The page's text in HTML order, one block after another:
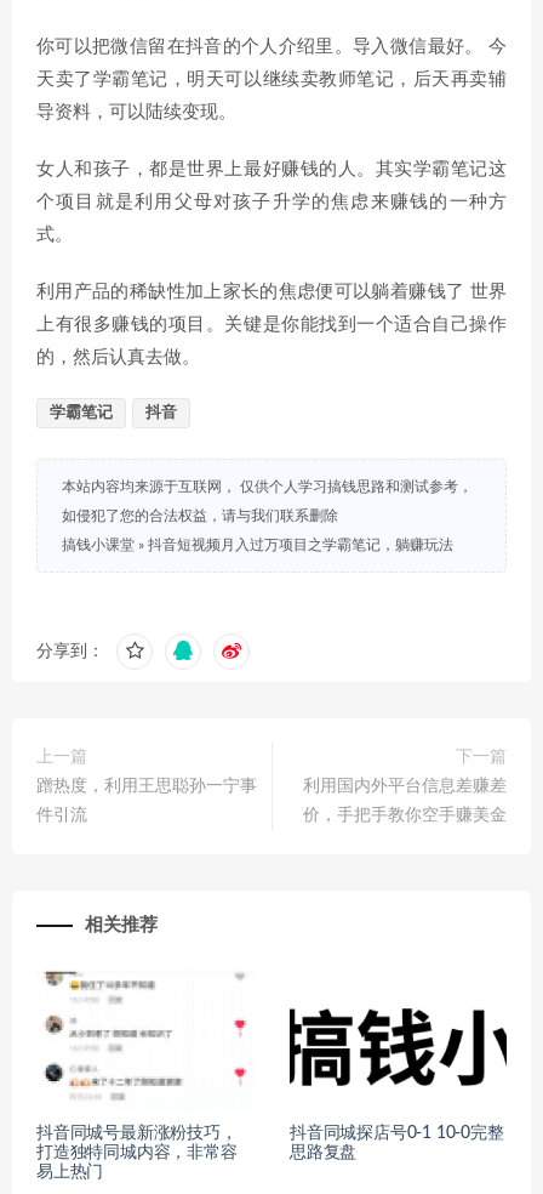
你可以把微信留在抖音的个人介绍里。导入微信最好。 今
天卖了学霸笔记，明天可以继续卖教师笔记，后天再卖辅
导资料，可以陆续变现。
女人和孩子，都是世界上最好赚钱的人。其实学霸笔记这
个项目就是利用父母对孩子升学的焦虑来赚钱的一种方
式。
利用产品的稀缺性加上家长的焦虑便可以躺着赚钱了 世界
上有很多赚钱的项目。关键是你能找到一个适合自己操作
的，然后认真去做。
学霸笔记 抖音
本站内容均来源于互联网， 仅供个人学习搞钱思路和测试参考，
如侵犯了您的合法权益，请与我们联系删除
搞钱小课堂 » 抖音短视频月入过万项目之学霸笔记，躺赚玩法
分享到：
上一篇
蹭热度，利用王思聪孙一宁事
件引流
下一篇
利用国内外平台信息差赚差
价，手把手教你空手赚美金
相关推荐
抖音同城号最新涨粉技巧，
打造独特同城内容，非常容
易上热门
抖音同城探店号0-1 10-0完整
思路复盘